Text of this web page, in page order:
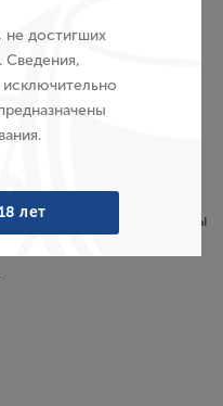
цвета. Изысканный
и поджаренного
с оттенками
с блюдами из баранины
приготовления
не достигших
Сведения,
лет
записи